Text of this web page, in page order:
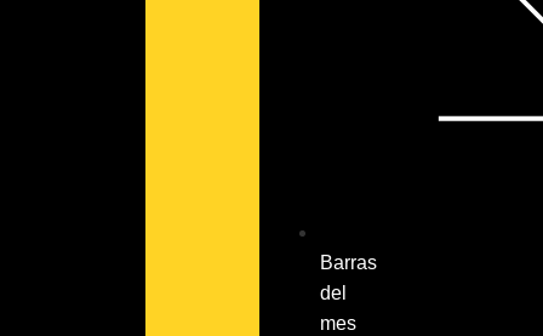
Barras
del
mes